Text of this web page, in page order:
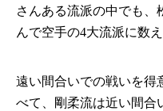
さんある流派の中でも、
んで空手の4大流派に数
遠い間合いでの戦いを得
べて、剛柔流は近い間合